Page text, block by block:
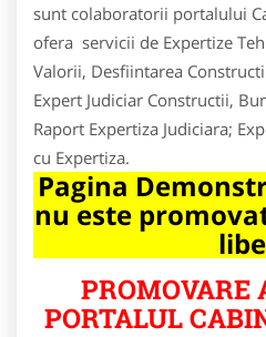
sunt colaboratorii portalului
ofera servicii de Expertize
Valorii, Desfiintarea
Expert Judiciar Constructii,
Raport Expertiza Judiciara;
cu Expertiza.
Pagina
nu este
PROMOVARE
PORTALUL